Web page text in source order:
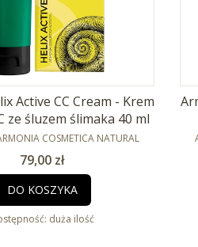
Active CC Cream - Krem
ze śluzem ślimaka 40 ml
COSMETICA NATURAL
Cena
79,00 zł
DO KOSZYKA
duża ilość